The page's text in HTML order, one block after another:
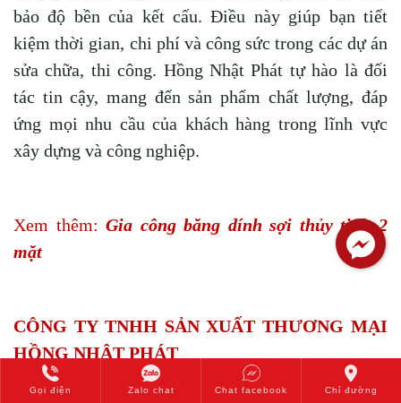
bảo độ bền của kết cấu. Điều này giúp bạn tiết
kiệm thời gian, chi phí và công sức trong các dự án
sửa chữa, thi công. Hồng Nhật Phát tự hào là đối
tác tin cậy, mang đến sản phẩm chất lượng, đáp
ứng mọi nhu cầu của khách hàng trong lĩnh vực
xây dựng và công nghiệp.
Xem thêm:Gia công băng dính sợi thủy tinh 2
mặt
CÔNG TY TNHH SẢN XUẤT THƯƠNG MẠI
HỒNG NHẬT PHÁT
Địa chỉ: Số 14 ĐX 144, P. Tương Bình Hiệp, Thủ
Gọi điện Zalo chat Chat facebook Chỉ đường